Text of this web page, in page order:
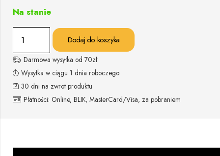
Na stanie
Nasadka
masarska
nr
8
Dodaj do koszyka
Darmowa wysyłka od 70zł
Wysyłka w ciągu 1 dnia roboczego
30 dni na zwrot produktu
Płatności: Online, BLIK, MasterCard/Visa, za pobraniem